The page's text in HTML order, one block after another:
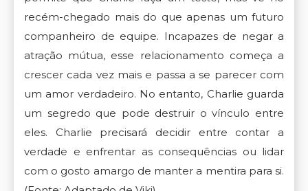
recém-chegado mais do que apenas um futuro
companheiro de equipe. Incapazes de negar a
atração mútua, esse relacionamento começa a
crescer cada vez mais e passa a se parecer com
um amor verdadeiro. No entanto, Charlie guarda
um segredo que pode destruir o vínculo entre
eles. Charlie precisará decidir entre contar a
verdade e enfrentar as consequências ou lidar
com o gosto amargo de manter a mentira para si.